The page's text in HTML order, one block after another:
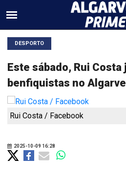
DESPORTO
Este sábado, Rui
benfiquistas no Algarve
Rui Costa / Facebook
2025-10-09 16:28